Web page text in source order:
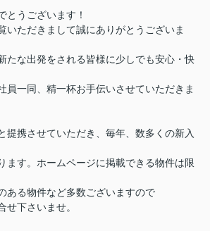
とうございます！
いただきまして誠にありがとうございま
たな出発をされる皆様に少しでも安心・快
員一同、精一杯お手伝いさせていただきま
提携させていただき、毎年、数多くの新入
ます。ホームページに掲載できる物件は限
ある物件など多数ございますので
せ下さいませ。